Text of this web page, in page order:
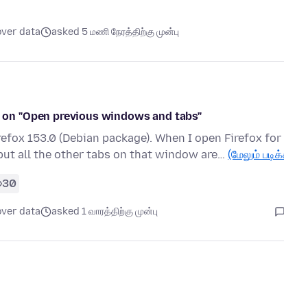
data asked 5 மணி நேரத்திற்கு முன்பு
"Open previous windows and tabs"
153.0 (Debian package). When I open Firefox
all the other tabs on that window are… (மேலும்
30
data asked 1 வாரத்திற்கு முன்பு